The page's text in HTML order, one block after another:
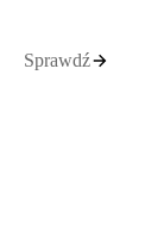
Sprawdź